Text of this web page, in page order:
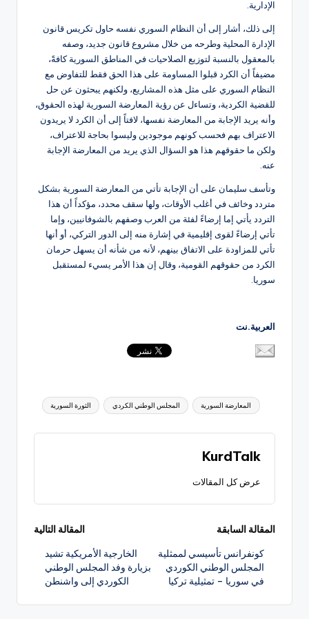
الإدارية.
إلى ذلك، أشار إلى أن النظام السوري نفسه حاول تكريس قانون
الإدارة المحلية وطرحه من خلال مشروع قانون جديد، وصفه
بالمعقول بالنسبة لتوزيع الصلاحيات في المناطق السورية كافةً،
مضيفاً أن الكرد قبلوا المساومة على هذا الحق فقط للتفاوض مع
النظام السوري على مثل هذه المشاريع، ولكنهم يبحثون عن حل
للقضية الكردية، وتساءل عن رؤية المعارضة السورية لهذه الحقوق،
وأنه يريد الإجابة من المعارضة نفسها، لافتاً إلى أن الكرد لا يريدون
الاعتراف بهم فحسب كونهم موجودين وليسوا بحاجة للاعتراف،
ولكن ما حقوقهم هذا هو السؤال الذي يريد من المعارضة الإجابة
عنه.
وتأسف سليمان على أن الإجابة تأتي من المعارضة السورية بشكل
متردد وخائف في أغلب الأوقات، ولها سقف محدد، مؤكداً أن هذا
التردد يأتي إما إرضاءً لفئة من العرب وصفهم بالشوفانيين، وإما
تأتي إرضاءً لقوى إقليمية في إشارة منه إلى الدور التركي، أو أنها
تأتي للمزاودة على الاتفاق بينهم، لأنه من شأنه أن يسهل حرمان
الكرد من حقوقهم القومية، وقال إن هذا الأمر يسيء لمستقبل
سوريا.
العربية.نت
العلامات: الثورة السورية المجلس الوطني الكردي المعارضة السورية
KurdTalk
عرض كل المقالات
تصفّح
المقالات
المقالة السابقة
كونفرانس تأسيسي لممثلية
المجلس الوطني الكوردي
في سوريا – تمثيلية تركيا
المقالة التالية
الخارجية الأمريكية تشيد
بزيارة وفد المجلس الوطني
الكوردي إلى واشنطن